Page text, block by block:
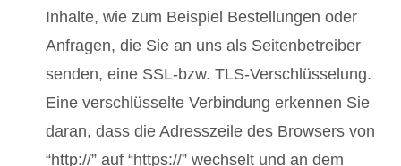
Inhalte, wie zum Beispiel Bestellungen oder
Anfragen, die Sie an uns als Seitenbetreiber
senden, eine SSL-bzw. TLS-Verschlüsselung.
Eine verschlüsselte Verbindung erkennen Sie
daran, dass die Adresszeile des Browsers von
“http://” auf “https://” wechselt und an dem